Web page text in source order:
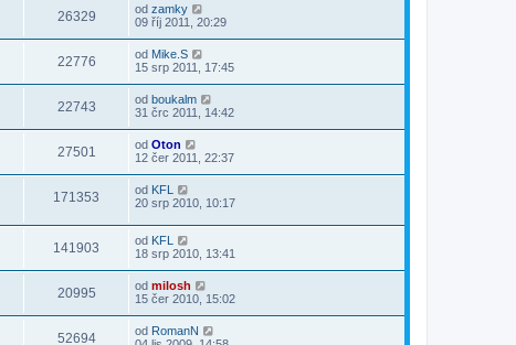
26329 od zamky
09 říj 2011, 20:29
22776 od Mike.S
15 srp 2011, 17:45
22743 od boukalm
31 črc 2011, 14:42
27501 od Oton
12 čer 2011, 22:37
171353 od KFL
20 srp 2010, 10:17
141903 od KFL
18 srp 2010, 13:41
20995 od milosh
15 čer 2010, 15:02
52694 od RomanN